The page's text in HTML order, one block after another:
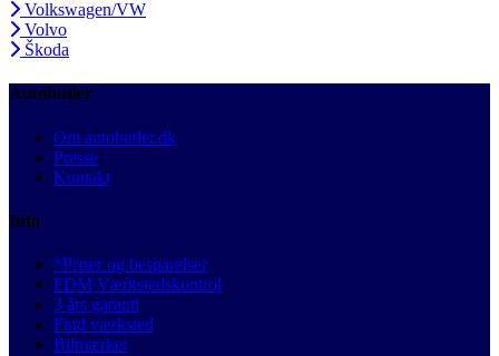
Volkswagen/VW
Volvo
Škoda
Autobutler
Om autobutler.dk
Presse
Kontakt
Info
*Priser og besparelser
FDM Værkstedskontrol
3 års garanti
Find værksted
Bilmærker